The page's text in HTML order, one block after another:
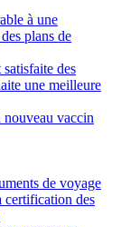
à une
plans de
des
une meilleure
vaccin
de voyage
certification des